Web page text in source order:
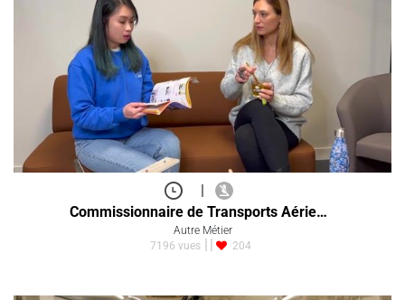
|
Commissionnaire de Transports Aérie…
Autre Métier
7196 vues
204